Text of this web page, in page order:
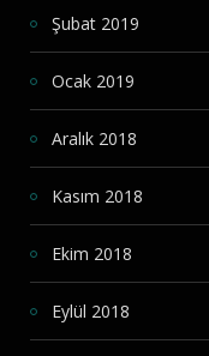
Şubat 2019
Ocak 2019
Aralık 2018
Kasım 2018
Ekim 2018
Eylül 2018